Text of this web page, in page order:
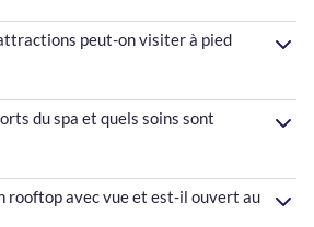
peut-on visiter à pied
du spa et quels soins sont
rooftop avec vue et est-il ouvert au